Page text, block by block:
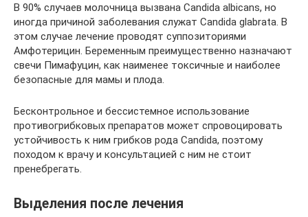
В 90% случаев молочница вызвана Candida albicans, но
иногда причиной заболевания служат Candida glabrata. В
этом случае лечение проводят суппозиториями
Амфотерицин. Беременным преимущественно назначают
свечи Пимафуцин, как наименее токсичные и наиболее
безопасные для мамы и плода.
Бесконтрольное и бессистемное использование
противогрибковых препаратов может спровоцировать
устойчивость к ним грибков рода Candida, поэтому
походом к врачу и консультацией с ним не стоит
пренебрегать.
Выделения после лечения